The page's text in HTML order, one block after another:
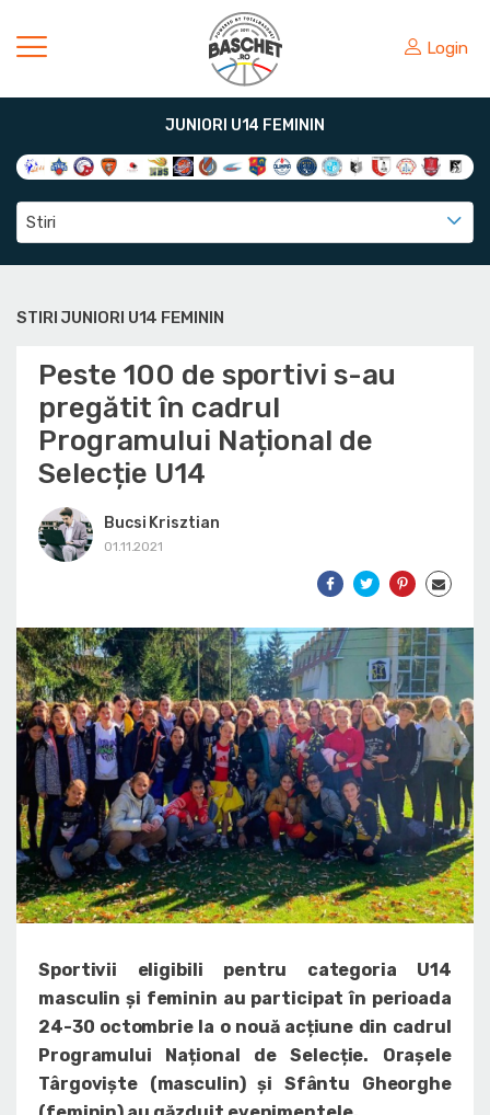
Login
JUNIORI U14 FEMININ
Stiri
STIRI JUNIORI U14 FEMININ
Peste 100 de sportivi s-au
pregătit în cadrul
Programului Național de
Selecție U14
Bucsi Krisztian
01.11.2021
Sportivii eligibili pentru categoria U14
masculin și feminin au participat în perioada
24-30 octombrie la o nouă acțiune din cadrul
Programului Național de Selecție. Orașele
Târgoviște (masculin) și Sfântu Gheorghe